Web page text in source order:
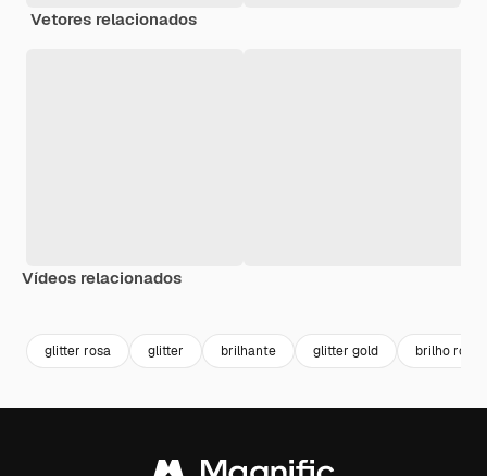
Vetores relacionados
Vídeos relacionados
glitter rosa glitter brilhante glitter gold brilho rosa